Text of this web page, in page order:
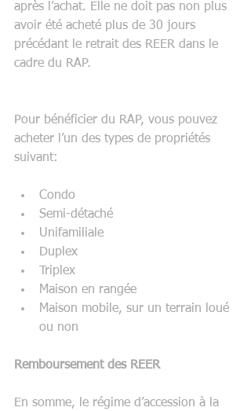
après l’achat. Elle ne doit pas non plus
avoir été acheté plus de 30 jours
précédant le retrait des REER dans le
cadre du RAP.
Pour bénéficier du RAP, vous pouvez
acheter l’un des types de propriétés
suivant:
Condo
Semi-détaché
Unifamiliale
Duplex
Triplex
Maison en rangée
Maison mobile, sur un terrain loué
ou non
Remboursement des REER
En somme, le régime d’accession à la